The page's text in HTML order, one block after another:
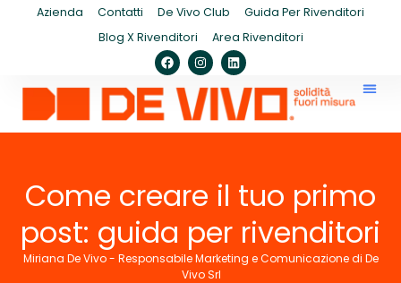
Azienda Contatti De Vivo Club
Guida Per Rivenditori
Blog X Rivenditori
Area Rivenditori
Come creare il tuo primo
post: guida per rivenditori
Miriana De Vivo - Responsabile Marketing e Comunicazione di De
Vivo Srl